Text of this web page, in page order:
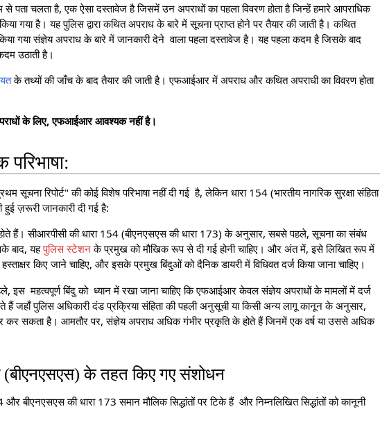
पता चलता है, एक ऐसा दस्तावेज है जिसमें उन अपराधों का पहला विवरण होता है जिन्हें हमारे आपराधिक
गया है। यह पुलिस द्वारा कथित अपराध के बारे में सूचना प्राप्त होने पर तैयार की जाती है। कथित
गया संज्ञेय अपराध के बारे में जानकारी देने वाला पहला दस्तावेज है। यह पहला कदम है जिसके बाद
उठाती है।
के तथ्यों की जाँच के बाद तैयार की जाती है। एफआईआर में अपराध और कथित अपराधी का विवरण होता
के लिए, एफआईआर आवश्यक नहीं है।
सूचना रिपोर्ट" की कोई विशेष परिभाषा नहीं दी गई है, लेकिन धारा 154 (भारतीय नागरिक सुरक्षा संहिता
ज़रूरी जानकारी दी गई है:
हैं। सीआरपीसी की धारा 154 (बीएनएसएस की धारा 173) के अनुसार, सबसे पहले, सूचना का संबंध
बाद, यहपुलिस स्टेशनके प्रमुख को मौखिक रूप से दी गई होनी चाहिए। और अंत में, इसे लिखित रूप में
हस्ताक्षर किए जाने चाहिए, और इसके प्रमुख बिंदुओं को दैनिक डायरी में विधिवत दर्ज किया जाना चाहिए।
महत्वपूर्ण बिंदु को ध्यान में रखा जाना चाहिए कि एफआईआर केवल संज्ञेय अपराधों के मामलों में दर्ज
जहाँ पुलिस अधिकारी दंड प्रक्रिया संहिता की पहली अनुसूची या किसी अन्य लागू कानून के अनुसार,
कर सकता है। आमतौर पर, संज्ञेय अपराध अधिक गंभीर प्रकृति के होते हैं जिनमें एक वर्ष या उससे अधिक
(बीएनएसएस) के तहत किए गए संशोधन
और बीएनएसएस की धारा 173 समान मौलिक सिद्धांतों पर टिके हैं और निम्नलिखित सिद्धांतों को कानूनी